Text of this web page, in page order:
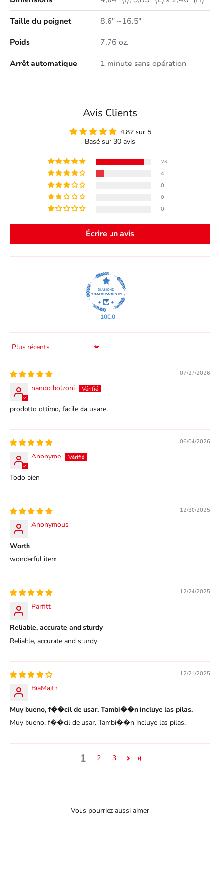
Taille du poignet
8.6" ~16.5"
Poids
7.76 oz.
Arrêt automatique
1 minute sans opération
Avis Clients
4.87 sur 5
Basé sur 30 avis
26
4
0
0
0
Écrire un avis
100.0
Sort by
07/27/2026
nando bolzoni
prodotto ottimo, facile da usare.
06/04/2026
Anonyme
Todo bien
12/30/2025
Anonymous
Worth
wonderful item
12/24/2025
Parfitt
Reliable, accurate and sturdy
Reliable, accurate and sturdy
12/21/2025
BiaMaith
Muy bueno, f��cil de usar. Tambi��n incluye las pilas.
Muy bueno, f��cil de usar. Tambi��n incluye las pilas.
1 2 3